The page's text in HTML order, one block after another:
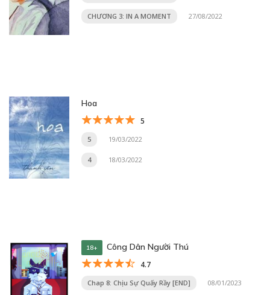
CHƯƠNG 3: IN A MOMENT 27/08/2022
Hoa
5
5 19/03/2022
4 18/03/2022
18+ Công Dân Người Thú
4.7
Chap 8: Chịu Sự Quấy Rầy [END] 08/01/2023